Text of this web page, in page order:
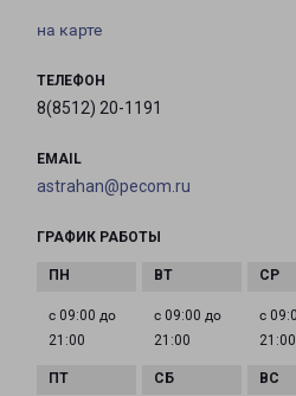
на карте
ТЕЛЕФОН
8(8512) 20-1191
EMAIL
astrahan@pecom.ru
ГРАФИК РАБОТЫ
с 09:00 до
21:00
с 09:00 до
21:00
с
21:00